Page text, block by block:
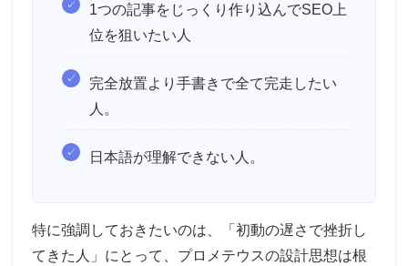
1つの記事をじっくり作り込んでSEO上
位を狙いたい人
完全放置より手書きで全て完走したい
人。
日本語が理解できない人。
特に強調しておきたいのは、「初動の遅さで挫折し
てきた人」にとって、プロメテウスの設計思想は根